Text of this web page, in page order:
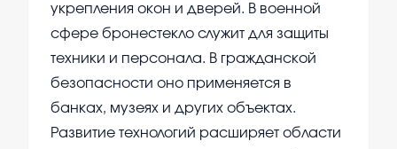
укрепления окон и дверей. В военной
сфере бронестекло служит для защиты
техники и персонала. В гражданской
безопасности оно применяется в
банках, музеях и других объектах.
Развитие технологий расширяет области